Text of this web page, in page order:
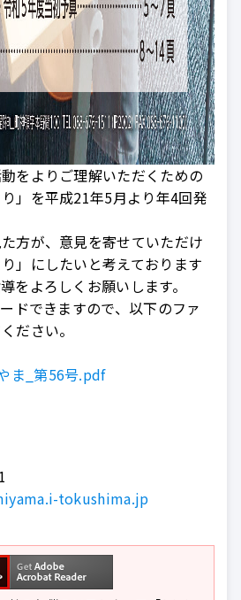
をよりご理解いただくための
」を平成21年5月より年4回発
た方が、意見を寄せていただけ
」にしたいと考えております
をよろしくお願いします。
ドできますので、以下のファ
ださい。
ま_第56号.pdf
tokushima.jp